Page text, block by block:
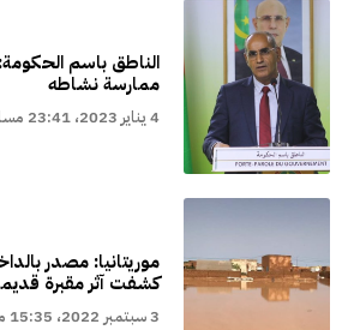
الناطق باسم
ممارسة نشاطه
4 يناير 2023، 23:41 مساءً
موريتانيا: مصدر
كشفت آثر مقبرة
3 سبتمبر 2022، 15:35 مساءً